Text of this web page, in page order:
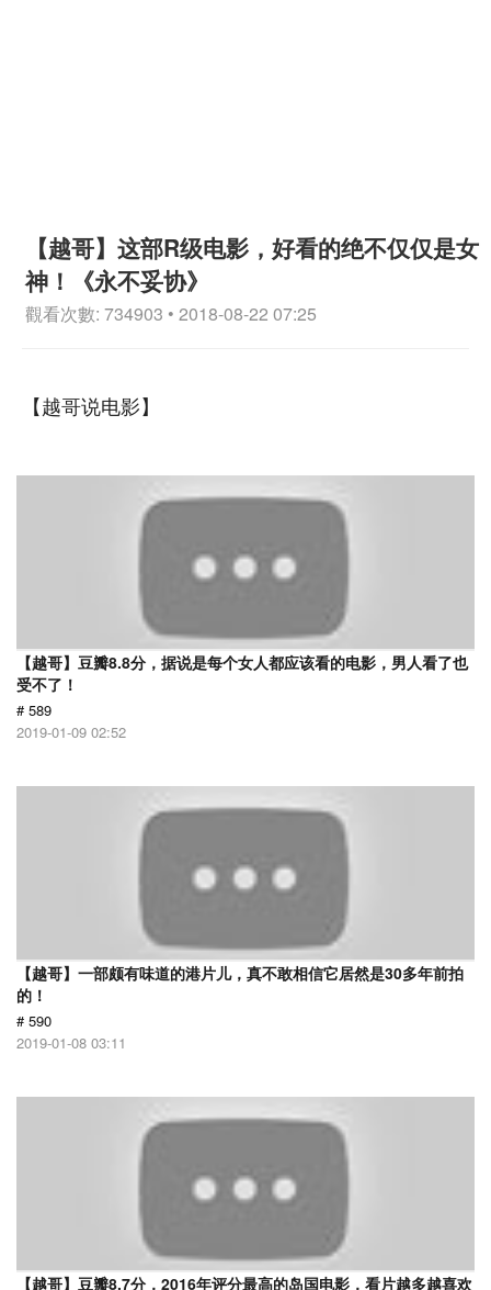
【越哥】这部R级电影，好看的绝不仅仅是女
神！《永不妥协》
觀看次數: 734903 • 2018-08-22 07:25
【越哥说电影】
【越哥】豆瓣8.8分，据说是每个女人都应该看的电影，男人看了也
受不了！
# 589
2019-01-09 02:52
【越哥】一部颇有味道的港片儿，真不敢相信它居然是30多年前拍
的！
# 590
2019-01-08 03:11
【越哥】豆瓣8.7分，2016年评分最高的岛国电影，看片越多越喜欢